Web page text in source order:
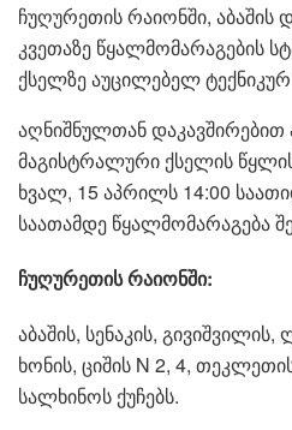
ჩუღურეთის რაიონში, აბაშის
კვეთაზე წყალმომარაგების
ქსელზე აუცილებელ ტექნიკურ
აღნიშნულთან
მაგისტრალური ქსელის
ხვალ, 15 აპრილს 14:00
საათამდე წყალმომარაგება
ჩუღურეთის რაიონში:
აბაშის, სენაკის,
ხონის, ციშის N 2, 4,
სალხინოს ქუჩებს.